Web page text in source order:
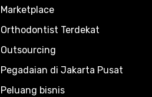
Marketplace
Orthodontist Terdekat
Outsourcing
Pegadaian di Jakarta Pusat
Peluang bisnis